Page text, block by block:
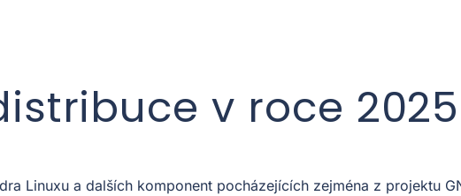
v roce 2025
Linuxu a dalších komponent pocházejících zejména z projektu